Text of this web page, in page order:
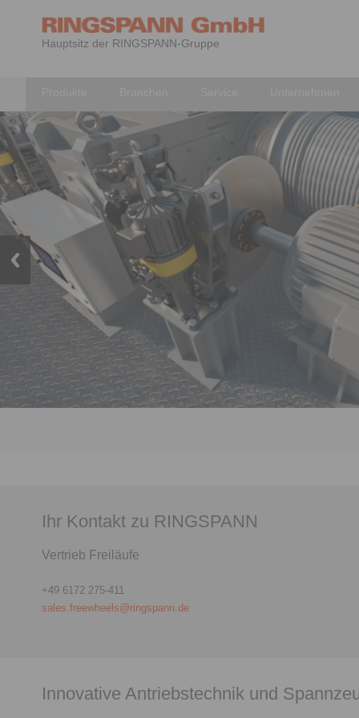
Hauptsitz der RINGSPANN-Gruppe
Ihr Kontakt zu RINGSPANN
Vertrieb Freiläufe
+49 6172 275-411
sales.freewheels@ringspann.de
Innovative Antriebstechnik und